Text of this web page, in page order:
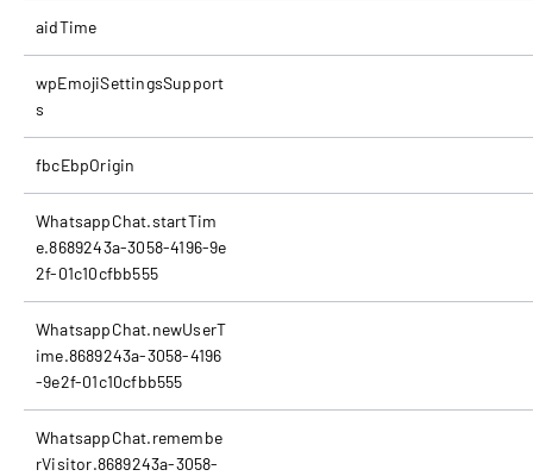
aidTime
wpEmojiSettingsSupport
s
fbcEbpOrigin
WhatsappChat.startTim
e.8689243a-3058-4196-9e
2f-01c10cfbb555
WhatsappChat.newUserT
ime.8689243a-3058-4196
-9e2f-01c10cfbb555
WhatsappChat.remembe
rVisitor.8689243a-3058-